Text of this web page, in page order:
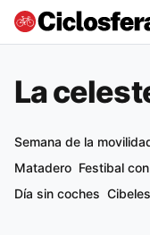
La
Semana de la
Matadero Festibal
Día sin coches Cibeles